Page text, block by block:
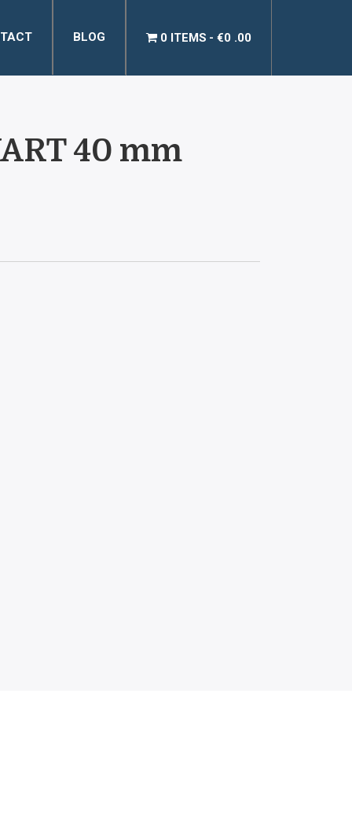
BLOG 0 ITEMS €0 .00
40 mm